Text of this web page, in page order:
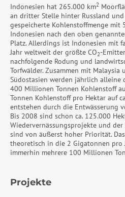
Indonesien hat 265.000 km2
an dritter Stelle hinter Russland und
gespeicherte Kohlenstoffmenge
Indonesien nach den oben
Platz. Allerdings ist Indonesien mit
Jahr weltweit der größte CO2-
nachfolgende Rodung und
Torfwälder. Zusammen mit Malaysia
Südostasien werden jährlich alleine
400 Millionen Tonnen Kohlenstoff
Tonnen Kohlenstoff pro Hektar auf
entstehen durch die Entwässerung
Bis 2008 sind schon ca. 125.000
Wiedervernässungsprojekte und
sind von äußerst hoher Priorität.
theoretisch in die 2 Gigatonnen pro
immerhin mehrere 100 Millionen
Projekte